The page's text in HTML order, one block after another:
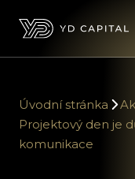
Úvodní stránka
Projektový den je
komunikace